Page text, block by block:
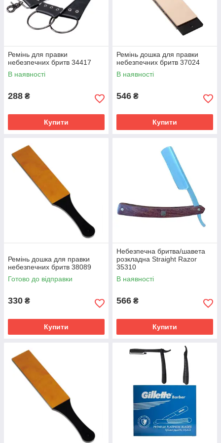
Небезпечна бритва Straight Razor
Дерев'яна ручка з нержавіючої сталі. Розмір
складеної бритви – 14 см. Вага 66 г.
Детальніше ➔
Ремінь для правки
небезпечних бритв 34417
В наявності
288 ₴
Купити
Ремінь дошка для правки
небезпечних бритв 37024
В наявності
546 ₴
Купити
Ремінь дошка для правки
небезпечних бритв 38089
Готово до відправки
330 ₴
Купити
Небезпечна бритва/шавета
розкладна Straight Razor
35310
В наявності
566 ₴
Купити